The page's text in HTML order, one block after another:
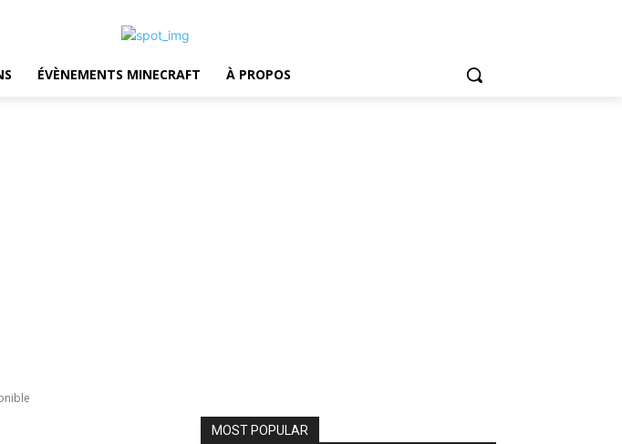
ÉVÈNEMENTS MINECRAFT À PROPOS
MOST POPULAR